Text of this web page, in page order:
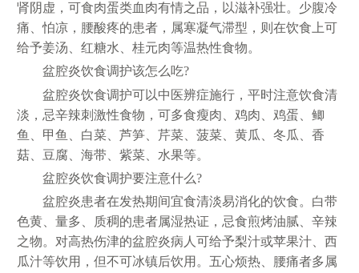
肾阴虚，可食肉蛋类血肉有情之品，以滋补强壮。少腹冷
痛、怕凉，腰酸疼的患者，属寒凝气滞型，则在饮食上可
给予姜汤、红糖水、桂元肉等温热性食物。
盆腔炎饮食调护该怎么吃?
盆腔炎饮食调护可以中医辨症施行，平时注意饮食清
淡，忌辛辣刺激性食物，可多食瘦肉、鸡肉、鸡蛋、鲫
鱼、甲鱼、白菜、芦笋、芹菜、菠菜、黄瓜、冬瓜、香
菇、豆腐、海带、紫菜、水果等。
盆腔炎饮食调护要注意什么?
盆腔炎患者在发热期间宜食清淡易消化的饮食。白带
色黄、量多、质稠的患者属湿热证，忌食煎烤油腻、辛辣
之物。对高热伤津的盆腔炎病人可给予梨汁或苹果汁、西
瓜汁等饮用，但不可冰镇后饮用。五心烦热、腰痛者多属